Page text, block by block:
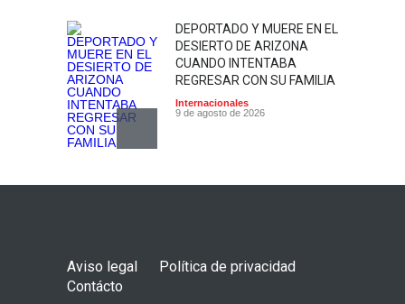
DEPORTADO Y MUERE EN EL
DESIERTO DE ARIZONA
CUANDO INTENTABA
REGRESAR CON SU FAMILIA
Internacionales
9 de agosto de 2026
MUERE JORGE MESSI,
Internacionales
8 de agosto de 2026
Aviso legal
Política de privacidad
Contácto